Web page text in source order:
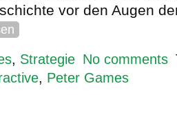
vor den Augen
, Strategie No comments
, Peter Games